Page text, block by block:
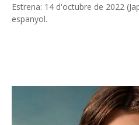
Estrena: 14 d'octubre de 2022
espanyol.